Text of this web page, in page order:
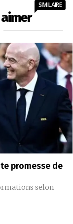
SIMILAIRE
promesse de
selon